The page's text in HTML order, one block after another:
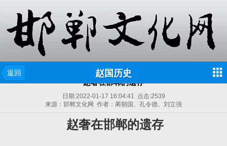
返回 赵国历史
赵奢在邯郸的遗存
日期:2022-01-17 16:04:41 点击:2539
来源：邯郸文化网 作者：蔺朝国、孔令德、刘立强
赵奢在邯郸的遗存